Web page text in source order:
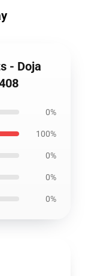
- Doja
0%
100%
0%
0%
0%